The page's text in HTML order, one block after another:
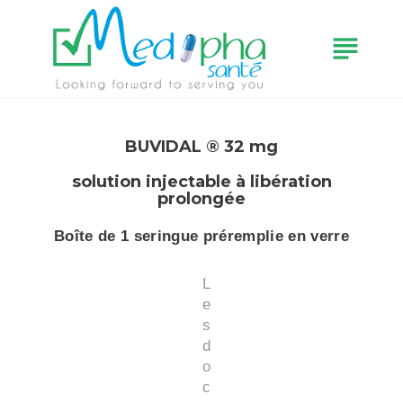
subject
BUVIDAL ® 32 mg
solution injectable à libération
prolongée
Boîte de 1 seringue préremplie en verre
L
e
s
d
o
c